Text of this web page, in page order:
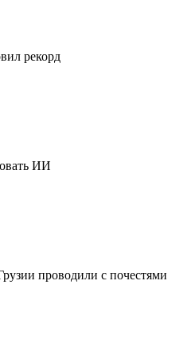
рекорд
ИИ
проводили с почестями